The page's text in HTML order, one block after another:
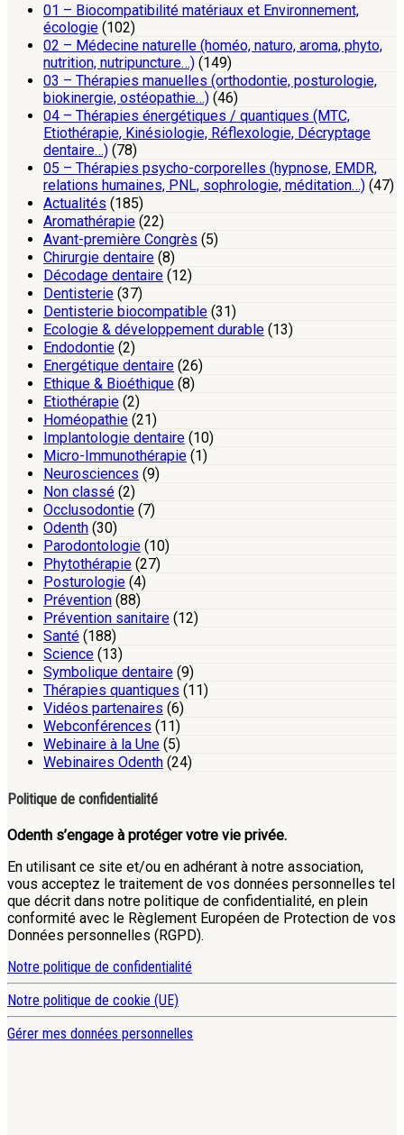
01 – Biocompatibilité matériaux et Environnement,
écologie (102)
02 – Médecine naturelle (homéo, naturo, aroma, phyto,
nutrition, nutripuncture…) (149)
03 – Thérapies manuelles (orthodontie, posturologie,
biokinergie, ostéopathie…) (46)
04 – Thérapies énergétiques / quantiques (MTC,
Etiothérapie, Kinésiologie, Réflexologie, Décryptage
dentaire…) (78)
05 – Thérapies psycho-corporelles (hypnose, EMDR,
relations humaines, PNL, sophrologie, méditation…) (47)
Actualités (185)
Aromathérapie (22)
Avant-première Congrès (5)
Chirurgie dentaire (8)
Décodage dentaire (12)
Dentisterie (37)
Dentisterie biocompatible (31)
Ecologie & développement durable (13)
Endodontie (2)
Energétique dentaire (26)
Ethique & Bioéthique (8)
Etiothérapie (2)
Homéopathie (21)
Implantologie dentaire (10)
Micro-Immunothérapie (1)
Neurosciences (9)
Non classé (2)
Occlusodontie (7)
Odenth (30)
Parodontologie (10)
Phytothérapie (27)
Posturologie (4)
Prévention (88)
Prévention sanitaire (12)
Santé (188)
Science (13)
Symbolique dentaire (9)
Thérapies quantiques (11)
Vidéos partenaires (6)
Webconférences (11)
Webinaire à la Une (5)
Webinaires Odenth (24)
Politique de confidentialité
Odenth s’engage à protéger votre vie privée.
En utilisant ce site et/ou en adhérant à notre association,
vous acceptez le traitement de vos données personnelles tel
que décrit dans notre politique de confidentialité, en plein
conformité avec le Règlement Européen de Protection de vos
Données personnelles (RGPD).
Notre politique de confidentialité
Notre politique de cookie (UE)
Gérer mes données personnelles